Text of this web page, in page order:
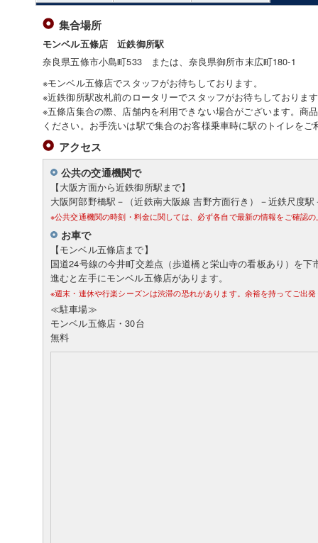
集合場所
モンベル五條店 近鉄御所駅
奈良県五條市小島町533 または、奈良県御所市末広町180-1
※モンベル五條店でスタッフがお待ちしております。
※近鉄御所駅改札前のロータリーでスタッフがお待ちしておりま
※五條店集合の際、店舗内を利用できない場合がございます。商
ください。お手洗いは駅で集合のお客様乗車時に駅のトイレをご
アクセス
公共の交通機関で
【大阪方面から近鉄御所駅まで】
大阪阿部野橋駅－（近鉄南大阪線 吉野方面行き）－近鉄尺度
※公共交通機関の時刻・料金に関しては、必ず各自で最新の情報をご確認
お車で
【モンベル五條店まで】
国道24号線の今井町交差点（歩道橋と栄山寺の看板あり）を
進むと左手にモンベル五條店があります。
※週末・連休や行楽シーズンは渋滞の恐れがあります。余裕を持ってご出
≪駐車場≫
モンベル五條店・30台
無料